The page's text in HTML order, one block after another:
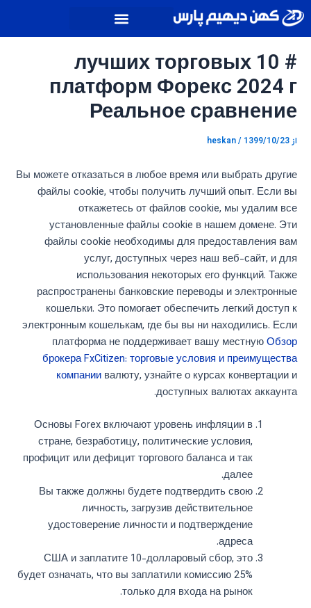
پرش
به
محتوا
# 10 лучших торговых
платформ Форекс 2024 г
Реальное сравнение
از heskan/ 1399/10/23
Вы можете отказаться в любое время или выбрать другие
файлы cookie, чтобы получить лучший опыт. Если вы
откажетесь от файлов cookie, мы удалим все
установленные файлы cookie в нашем домене. Эти
файлы cookie необходимы для предоставления вам
услуг, доступных через наш веб-сайт, и для
использования некоторых его функций. Также
распространены банковские переводы и электронные
кошельки. Это помогает обеспечить легкий доступ к
электронным кошелькам, где бы вы ни находились. Если
платформа не поддерживает вашу местнуюОбзор
брокера FxCitizen: торговые условия и преимущества
компании валюту, узнайте о курсах конвертации и
доступных валютах аккаунта.
Основы Forex включают уровень инфляции в
стране, безработицу, политические условия,
профицит или дефицит торгового баланса и так
далее.
Вы также должны будете подтвердить свою
личность, загрузив действительное
удостоверение личности и подтверждение
адреса.
США и заплатите 10-долларовый сбор, это
будет означать, что вы заплатили комиссию 25%
только для входа на рынок.
پیمایش
نوشته